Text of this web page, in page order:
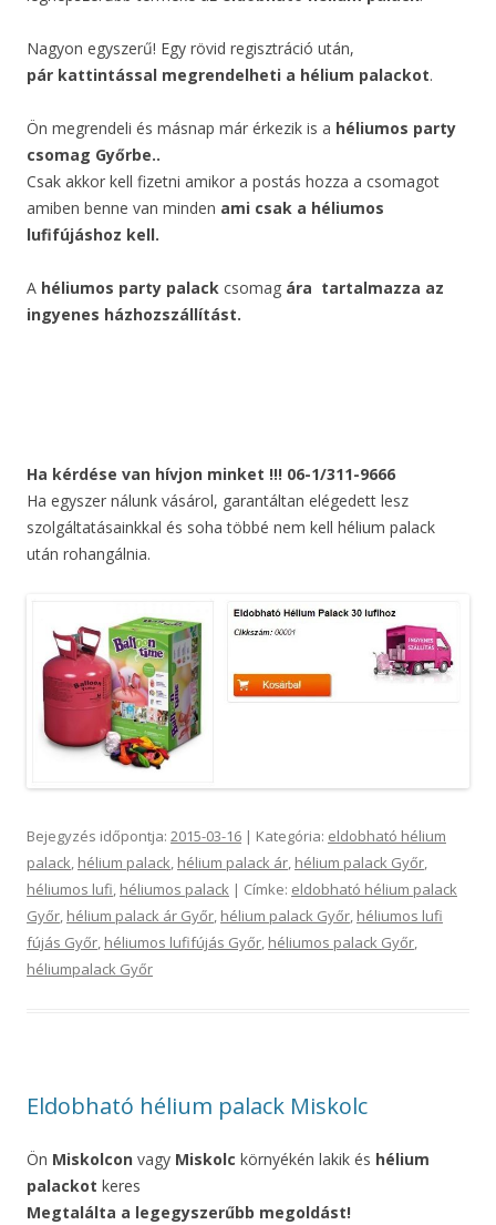
Nagyon egyszerű! Egy rövid regisztráció után,
pár kattintással megrendelheti a hélium palackot.
Ön megrendeli és másnap már érkezik is a héliumos party
csomag Győrbe..
Csak akkor kell fizetni amikor a postás hozza a csomagot
amiben benne van minden ami csak a héliumos
lufifújáshoz kell.
A héliumos party palack csomag ára tartalmazza az
ingyenes házhozszállítást.
Ha kérdése van hívjon minket !!! 06-1/311-9666
Ha egyszer nálunk vásárol, garantáltan elégedett lesz
szolgáltatásainkkal és soha többé nem kell hélium palack
után rohangálnia.
Bejegyzés időpontja: 2015-03-16 | Kategória: eldobható hélium
palack, hélium palack, hélium palack ár, hélium palack Győr,
héliumos lufi, héliumos palack | Címke: eldobható hélium palack
Győr, hélium palack ár Győr, hélium palack Győr, héliumos lufi
fújás Győr, héliumos lufifújás Győr, héliumos palack Győr,
héliumpalack Győr
Eldobható hélium palack Miskolc
Ön Miskolcon vagy Miskolc környékén lakik és hélium
palackot keres
Megtalálta a legegyszerűbb megoldást!